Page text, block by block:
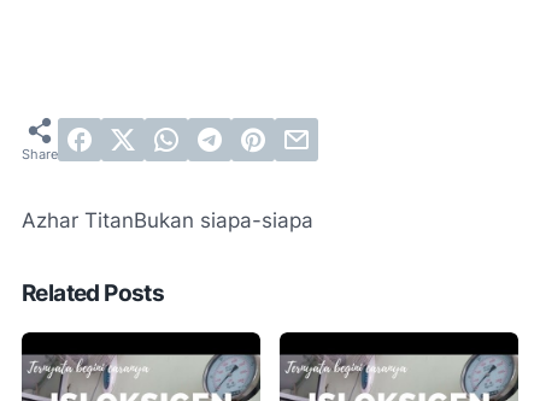
Azhar TitanBukan siapa-siapa
Related Posts